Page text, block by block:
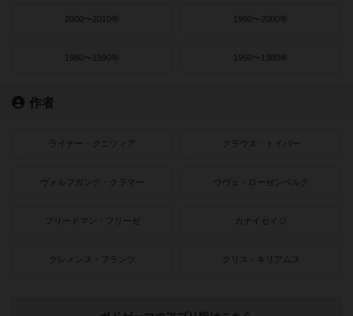
2000〜2010年 1990〜2000年
1980〜1990年 1950〜1980年
作者
ライナー・クニツィア クラウス・トイバー
ヴォルフガング・クラマー ウヴェ・ローゼンベルク
フリードマン・フリーゼ カナイセイジ
クレメンス・フランツ クリス・キリアムス